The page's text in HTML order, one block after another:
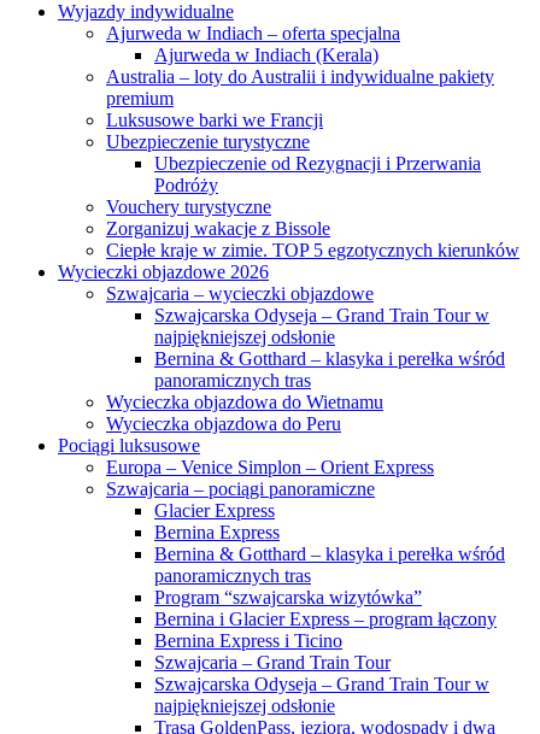
Wyjazdy indywidualne
Ajurweda w Indiach – oferta specjalna
Ajurweda w Indiach (Kerala)
Australia – loty do Australii i indywidualne pakiety
premium
Luksusowe barki we Francji
Ubezpieczenie turystyczne
Ubezpieczenie od Rezygnacji i Przerwania
Podróży
Vouchery turystyczne
Zorganizuj wakacje z Bissole
Ciepłe kraje w zimie. TOP 5 egzotycznych kierunków
Wycieczki objazdowe 2026
Szwajcaria – wycieczki objazdowe
Szwajcarska Odyseja – Grand Train Tour w
najpiękniejszej odsłonie
Bernina & Gotthard – klasyka i perełka wśród
panoramicznych tras
Wycieczka objazdowa do Wietnamu
Wycieczka objazdowa do Peru
Pociągi luksusowe
Europa – Venice Simplon – Orient Express
Szwajcaria – pociągi panoramiczne
Glacier Express
Bernina Express
Bernina & Gotthard – klasyka i perełka wśród
panoramicznych tras
Program “szwajcarska wizytówka”
Bernina i Glacier Express – program łączony
Bernina Express i Ticino
Szwajcaria – Grand Train Tour
Szwajcarska Odyseja – Grand Train Tour w
najpiękniejszej odsłonie
Trasa GoldenPass, jeziora, wodospady i dwa